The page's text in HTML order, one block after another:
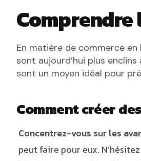
Comprendre
En matière de commerce en
sont aujourd’hui plus
sont un moyen idéal pour
Comment créer
Concentrez-vous sur les
peut faire pour eux.